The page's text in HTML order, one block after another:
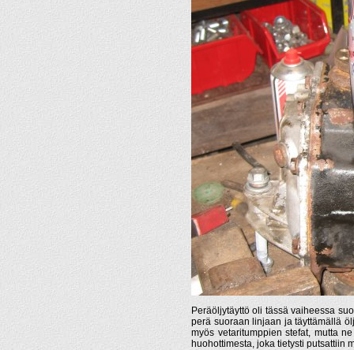
Peräöljytäyttö oli tässä vaiheessa
perä suoraan linjaan ja täyttämällä
myös vetaritumppien stefat, mutta
huohottimesta, joka tietysti putsattiin